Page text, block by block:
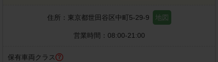
住所： 東京都世田谷区中町5-29-9 地図
営業時間： 08:00-21:00
保有車両クラス